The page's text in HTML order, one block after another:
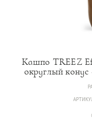
Кашпо TREEZ
округлый